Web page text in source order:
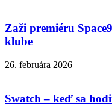
Zaži premiéru
klube
26. februára 2026
Swatch – keď sa